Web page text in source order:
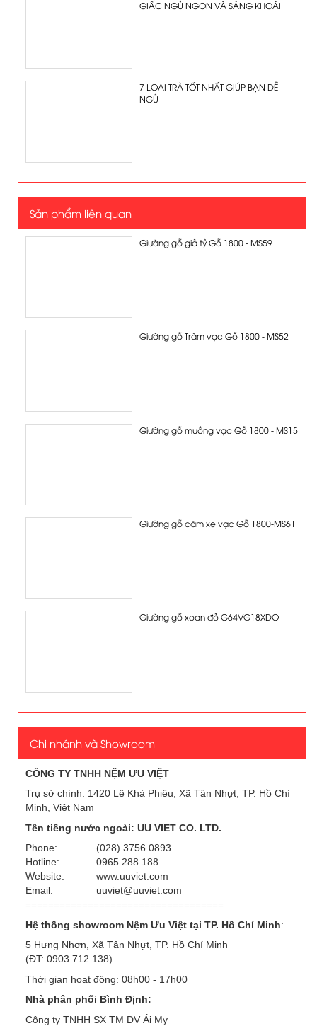
GIẤC NGỦ NGON VÀ SẢNG KHOÁI
7 LOẠI TRÀ TỐT NHẤT GIÚP BẠN DỄ
NGỦ
Sản phẩm liên quan
Giường gỗ giả tỷ Gỗ 1800 - MS59
Giường gỗ Tràm vạc Gỗ 1800 - MS52
Giường gỗ muồng vạc Gỗ 1800 - MS15
Giường gỗ căm xe vạc Gỗ 1800-MS61
Giường gỗ xoan đỏ G64VG18XDO
Chi nhánh và Showroom
CÔNG TY TNHH NỆM ƯU VIỆT
Trụ sở chính: 1420 Lê Khả Phiêu, Xã Tân Nhựt, TP. Hồ Chí
Minh, Việt Nam
Tên tiếng nước ngoài: UU VIET CO. LTD.
Phone:
(028) 3756 0893
Hotline:
0965 288 188
Website:
www.uuviet.com
Email:
uuviet@uuviet.com
===================================
Hệ thống showroom Nệm Ưu Việt tại TP. Hồ Chí Minh:
5 Hưng Nhơn, Xã Tân Nhựt, TP. Hồ Chí Minh
(ĐT: 0903 712 138)
Thời gian hoạt động: 08h00 - 17h00
Nhà phân phối Bình Định:
Công ty TNHH SX TM DV Ái My